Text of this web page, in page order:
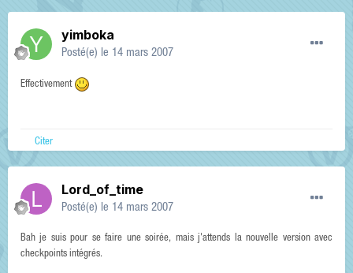
yimboka
Posté(e) le 14 mars 2007
Effectivement
Citer
Lord_of_time
Posté(e) le 14 mars 2007
Bah je suis pour se faire une soirée, mais j'attends la nouvelle version avec
checkpoints intégrés.